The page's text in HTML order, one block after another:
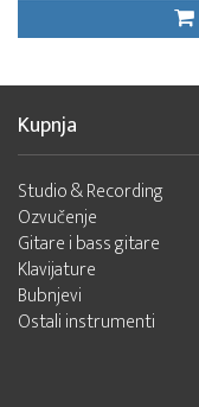
Kupnja
Studio & Recording
Ozvučenje
Gitare i bass gitare
Klavijature
Bubnjevi
Ostali instrumenti